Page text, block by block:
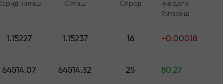
жекпоти
қилиш Сотиш Спред
ичидаги
ўзгариш
1.15227 1.15237 16 -0.00018
64514.07 64514.32 25 80.27
Онлайн курслар
курслар ва вебинарлар
FX.CO билан